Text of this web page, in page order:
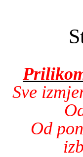
Sve
Od